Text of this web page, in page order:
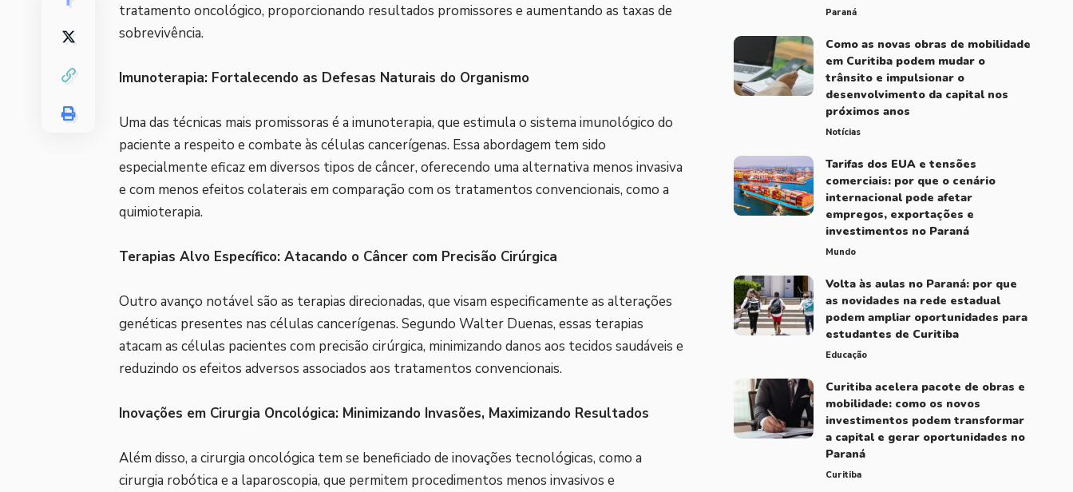
tratamento oncológico, proporcionando resultados promissores e aumentando as taxas de
sobrevivência.
Imunoterapia: Fortalecendo as Defesas Naturais do Organismo
Uma das técnicas mais promissoras é a imunoterapia, que estimula o sistema imunológico do
paciente a respeito e combate às células cancerígenas. Essa abordagem tem sido
especialmente eficaz em diversos tipos de câncer, oferecendo uma alternativa menos invasiva
e com menos efeitos colaterais em comparação com os tratamentos convencionais, como a
quimioterapia.
Terapias Alvo Específico: Atacando o Câncer com Precisão Cirúrgica
Outro avanço notável são as terapias direcionadas, que visam especificamente as alterações
genéticas presentes nas células cancerígenas. Segundo Walter Duenas, essas terapias
atacam as células pacientes com precisão cirúrgica, minimizando danos aos tecidos saudáveis ​​e
reduzindo os efeitos adversos associados aos tratamentos convencionais.
Inovações em Cirurgia Oncológica: Minimizando Invasões, Maximizando Resultados
Além disso, a cirurgia oncológica tem se beneficiado de inovações tecnológicas, como a
cirurgia robótica e a laparoscopia, que permitem procedimentos menos invasivos e
Paraná
Como as novas obras de mobilidade
em Curitiba podem mudar o
trânsito e impulsionar o
desenvolvimento da capital nos
próximos anos
Notícias
Tarifas dos EUA e tensões
comerciais: por que o cenário
internacional pode afetar
empregos, exportações e
investimentos no Paraná
Mundo
Volta às aulas no Paraná: por que
as novidades na rede estadual
podem ampliar oportunidades para
estudantes de Curitiba
Educação
Curitiba acelera pacote de obras e
mobilidade: como os novos
investimentos podem transformar
a capital e gerar oportunidades no
Paraná
Curitiba